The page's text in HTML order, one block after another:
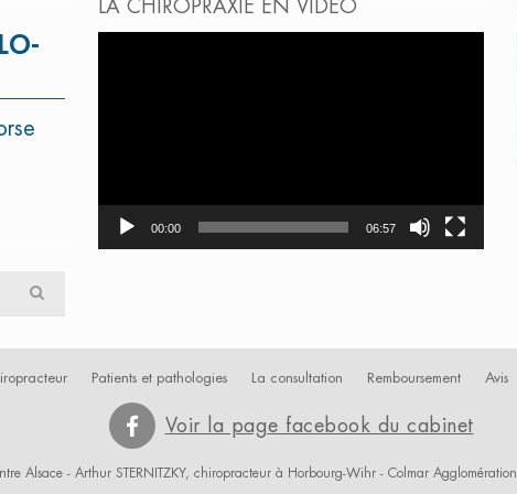
LA CHIROPRAXIE EN VIDÉO
00:00 06:57
Patients et pathologies La consultation Remboursement Avis
Voir la page facebook du cabinet
Alsace - Arthur STERNITZKY, chiropracteur à Horbourg-Wihr - Colmar Agglomération